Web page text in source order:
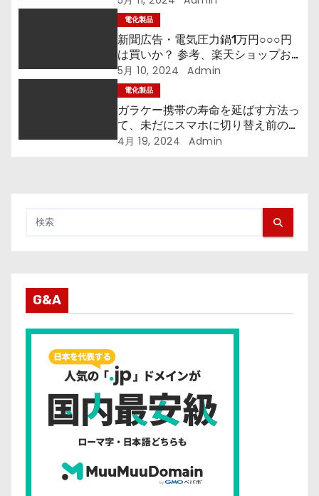
電化製品
新聞広告・電気圧力鍋1万円○○○円
は買いか？ 参考、楽天ショップお
ススメ30品
5月 10, 2024 Admin
電化製品
ガラケー携帯の寿命を延ばす方法っ
て、未だにスマホに切り替え前の悪
アガキとは？
4月 19, 2024 Admin
G&A